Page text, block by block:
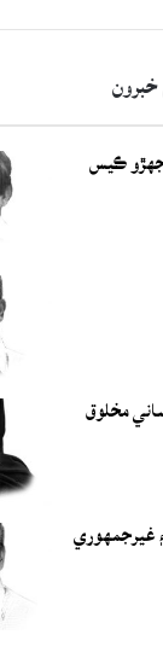
ڪيس
مخلوق
غيرجمھوري